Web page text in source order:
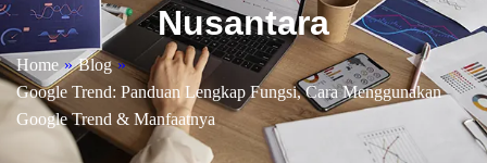
Nusantara
Home » Blog »
Google Trend: Panduan Lengkap Fungsi, Cara Menggunakan
Google Trend & Manfaatnya